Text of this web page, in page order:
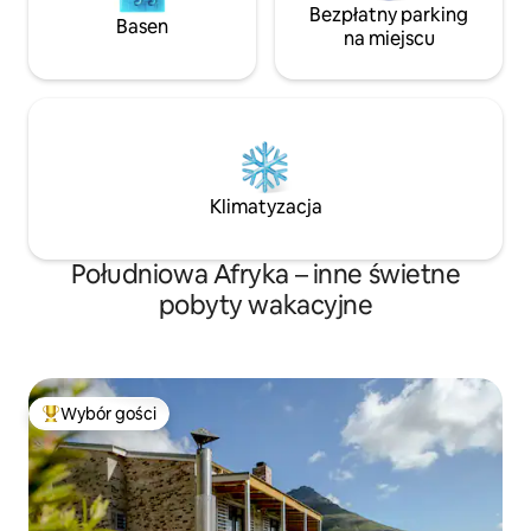
Basen
Bezpłatny parking
na miejscu
Klimatyzacja
Południowa Afryka – inne świetne
pobyty wakacyjne
Najpopularniejsze z kategorii Wybór gości
Wybór gości